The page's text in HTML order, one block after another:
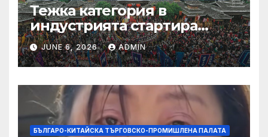
Тежка категория в
индустрията стартира
алианс за космическа
слънчева енергия
JUNE 6, 2026 ADMIN
БЪЛГАРО-КИТАЙСКА ТЪРГОВСКО-ПРОМИШЛЕНА ПАЛАТА